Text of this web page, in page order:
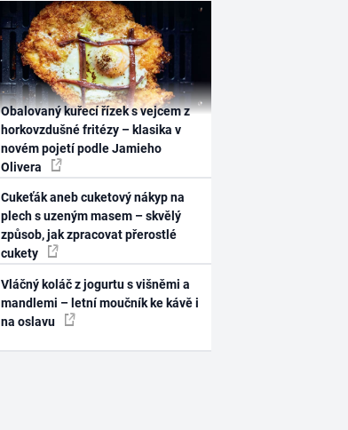
Obalovaný kuřecí řízek s vejcem z
horkovzdušné fritézy – klasika v
novém pojetí podle Jamieho
Olivera
Cukeťák aneb cuketový nákyp na
plech s uzeným masem – skvělý
způsob, jak zpracovat přerostlé
cukety
Vláčný koláč z jogurtu s višněmi a
mandlemi – letní moučník ke kávě i
na oslavu